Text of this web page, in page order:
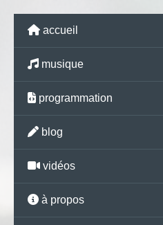
accueil
musique
programmation
blog
vidéos
à propos